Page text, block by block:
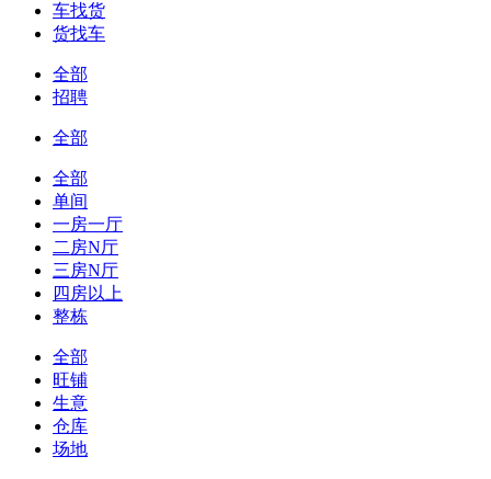
车找货
货找车
全部
招聘
全部
全部
单间
一房一厅
二房N厅
三房N厅
四房以上
整栋
全部
旺铺
生意
仓库
场地